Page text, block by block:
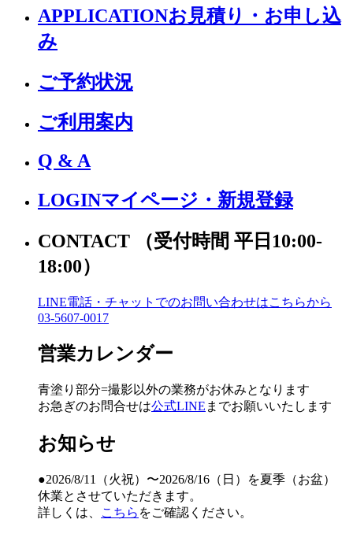
APPLICATIONお見積り・お申し込
み
ご予約状況
ご利用案内
Q & A
LOGINマイページ・新規登録
CONTACT
（受付時間 平日10:00-
18:00）
LINE電話・チャットでのお問い合わせはこちらから
03-5607-0017
営業カレンダー
青塗り 部分=撮影以外の業務がお休みとなります
お急ぎのお問合せは公式LINE までお願いいたします
お知らせ
●2026/8/11（火祝）〜2026/8/16（日）を夏季（お盆）
休業とさせていただきます。
詳しくは、
こちら をご確認ください。